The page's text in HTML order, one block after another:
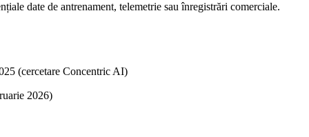
date de antrenament, telemetrie sau înregistrări comerciale.
(cercetare Concentric AI)
2026)